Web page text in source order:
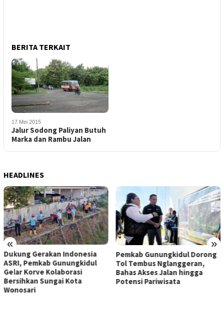
BERITA TERKAIT
17 Mei 2015
Jalur Sodong Paliyan Butuh
Marka dan Rambu Jalan
HEADLINES
« »
Dukung Gerakan Indonesia
ASRI, Pemkab Gunungkidul
Gelar Korve Kolaborasi
Bersihkan Sungai Kota
Wonosari
Pemkab Gunungkidul Dorong
Tol Tembus Nglanggeran,
Bahas Akses Jalan hingga
Potensi Pariwisata